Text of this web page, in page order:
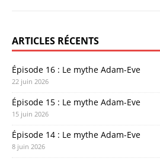
ARTICLES RÉCENTS
Épisode 16 : Le mythe Adam-Eve
22 juin 2026
Épisode 15 : Le mythe Adam-Eve
15 juin 2026
Épisode 14 : Le mythe Adam-Eve
8 juin 2026